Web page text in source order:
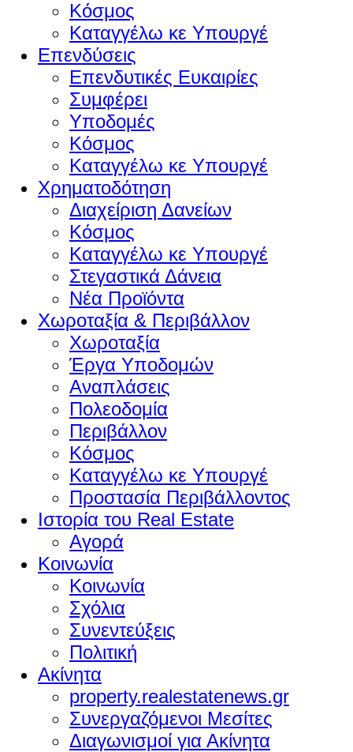
Κόσμος
Καταγγέλω κε Υπουργέ
Επενδύσεις
Επενδυτικές Ευκαιρίες
Συμφέρει
Υποδομές
Κόσμος
Καταγγέλω κε Υπουργέ
Χρηματοδότηση
Διαχείριση Δανείων
Κόσμος
Καταγγέλω κε Υπουργέ
Στεγαστικά Δάνεια
Νέα Προϊόντα
Χωροταξία & Περιβάλλον
Χωροταξία
Έργα Υποδομών
Αναπλάσεις
Πολεοδομία
Περιβάλλον
Κόσμος
Καταγγέλω κε Υπουργέ
Προστασία Περιβάλλοντος
Ιστορία του Real Estate
Αγορά
Κοινωνία
Κοινωνία
Σχόλια
Συνεντεύξεις
Πολιτική
Ακίνητα
property.realestatenews.gr
Συνεργαζόμενοι Μεσίτες
Διαγωνισμοί για Ακίνητα